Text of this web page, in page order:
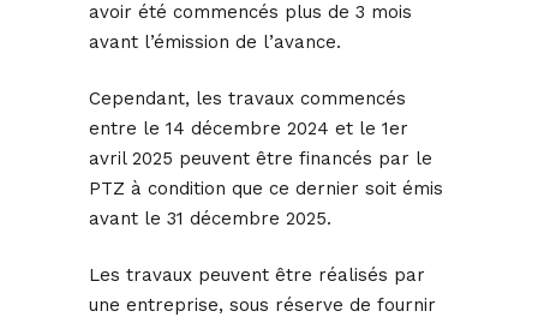
avoir été commencés plus de 3 mois
avant l’émission de l’avance.
Cependant, les travaux commencés
entre le 14 décembre 2024 et le 1er
avril 2025 peuvent être financés par le
PTZ à condition que ce dernier soit émis
avant le 31 décembre 2025.
Les travaux peuvent être réalisés par
une entreprise, sous réserve de fournir